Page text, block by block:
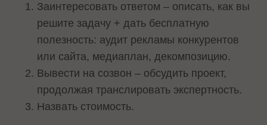
Заинтересовать ответом – описать, как вы
решите задачу + дать бесплатную
полезность: аудит рекламы конкурентов
или сайта, медиаплан, декомпозицию.
Вывести на созвон – обсудить проект,
продолжая транслировать экспертность.
Назвать стоимость.